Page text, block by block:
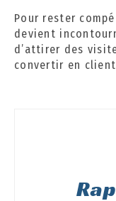
Pour rester
devient
d’attirer des
convertir en